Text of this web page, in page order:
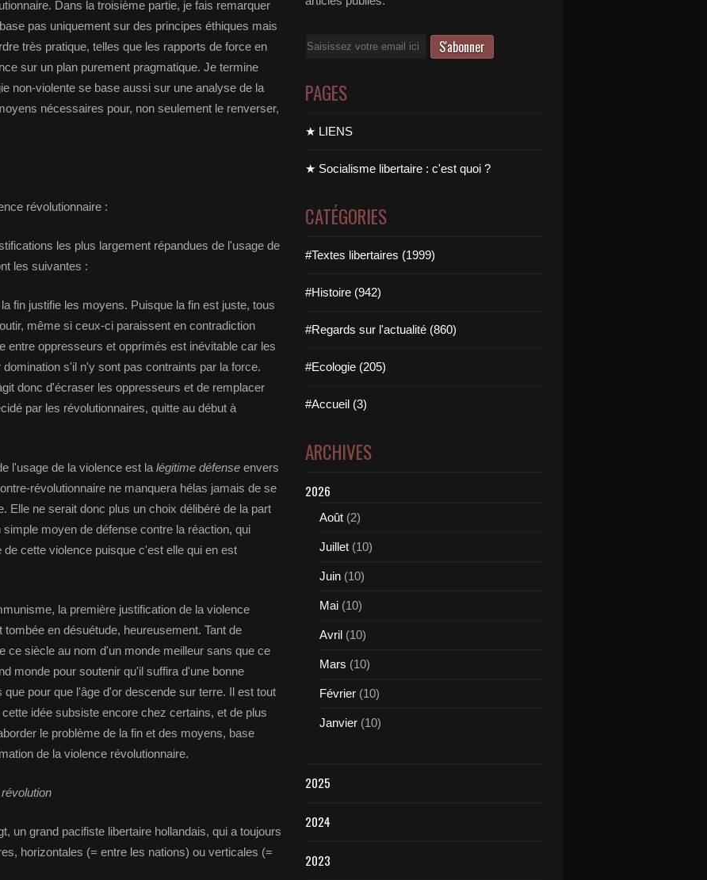
Dans la troisième partie, je fais remarquer
pas uniquement sur des principes éthiques mais
très pratique, telles que les rapports de force en
sur un plan purement pragmatique. Je termine
non-violente se base aussi sur une analyse de la
nécessaires pour, non seulement le renverser,
révolutionnaire :
les plus largement répandues de l'usage de
les suivantes :
fin justifie les moyens. Puisque la fin est juste, tous
même si ceux-ci paraissent en contradiction
entre oppresseurs et opprimés est inévitable car les
s'il n'y sont pas contraints par la force.
donc d'écraser les oppresseurs et de remplacer
par les révolutionnaires, quitte au début à
l'usage de la violence est la légitime défense envers
révolutionnaire ne manquera hélas jamais de se
Elle ne serait donc plus un choix délibéré de la part
moyen de défense contre la réaction, qui
cette violence puisque c'est elle qui en est
la première justification de la violence
en désuétude, heureusement. Tant de
ce siècle au nom d'un monde meilleur sans que ce
monde pour soutenir qu'il suffira d'une bonne
pour que l'âge d'or descende sur terre. Il est tout
idée subsiste encore chez certains, et de plus
le problème de la fin et des moyens, base
de la violence révolutionnaire.
un grand pacifiste libertaire hollandais, qui a toujours
horizontales (= entre les nations) ou verticales (=
Email
PAGES
★ LIENS
★ Socialisme libertaire : c'est quoi ?
CATÉGORIES
#Textes libertaires (1999)
#Histoire (942)
#Regards sur l'actualité (860)
#Ecologie (205)
#Accueil (3)
ARCHIVES
2026
Août (2)
Juillet (10)
Juin (10)
Mai (10)
Avril (10)
Mars (10)
Février (10)
Janvier (10)
2025
2024
2023